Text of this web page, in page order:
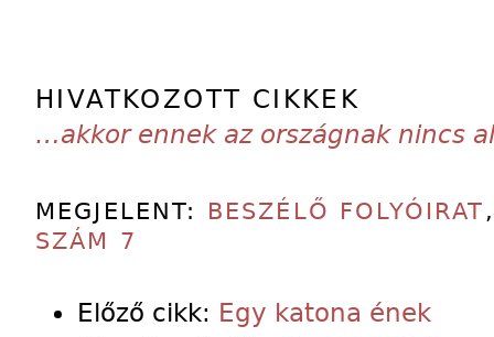
HIVATKOZOTT CIKKEK
…akkor ennek az országnak nincs
MEGJELENT: BESZÉLŐ FOLYÓIRAT
SZÁM 7
Előző cikk: Egy katona ének